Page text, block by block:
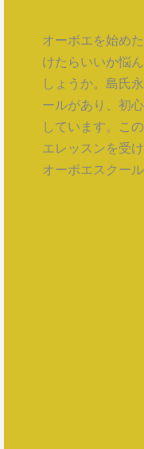
オーボエを始め
けたらいいか悩
しょうか。島氏
ールがあり、初
しています。こ
エレッスンを受
オーボエスクー